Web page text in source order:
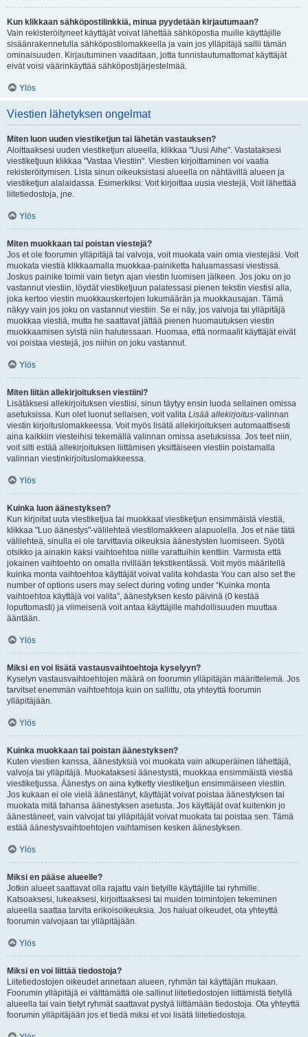
Kun klikkaan sähköpostilinkkiä, minua pyydetään kirjautumaan?
Vain rekisteröityneet käyttäjät voivat lähettää sähköpostia muille käyttäjille
sisäänrakennetulla sähköpostilomakkeella ja vain jos ylläpitäjä sallii tämän
ominaisuuden. Kirjautuminen vaaditaan, jotta tunnistautumattomat käyttäjät
eivät voisi väärinkäyttää sähköpostijärjestelmää.
Ylös
Viestien lähetyksen ongelmat
Miten luon uuden viestiketjun tai lähetän vastauksen?
Aloittaaksesi uuden viestiketjun alueella, klikkaa "Uusi Aihe". Vastataksesi
viestiketjuun klikkaa "Vastaa Viestiin". Viestien kirjoittaminen voi vaatia
rekisteröitymisen. Lista sinun oikeuksistasi alueella on nähtävillä alueen ja
viestiketjun alalaidassa. Esimerkiksi: Voit kirjoittaa uusia viestejä, Voit lähettää
liitetiedostoja, jne.
Ylös
Miten muokkaan tai poistan viestejä?
Jos et ole foorumin ylläpitäjä tai valvoja, voit muokata vain omia viestejäsi. Voit
muokata viestiä klikkaamalla muokkaa-painiketta haluamassasi viestissä.
Joskus painike toimii vain tietyn ajan viestin luomisen jälkeen. Jos joku on jo
vastannut viestiin, löydät viestiketjuun palatessasi pienen tekstin viestisi alla,
joka kertoo viestin muokkauskertojen lukumäärän ja muokkausajan. Tämä
näkyy vain jos joku on vastannut viestiin. Se ei näy, jos valvoja tai ylläpitäjä
muokkaa viestiä, mutta he saattavat jättää pienen huomautuksen viestin
muokkaamisen syistä niin halutessaan. Huomaa, että normaalit käyttäjät eivät
voi poistaa viestejä, jos niihin on joku vastannut.
Ylös
Miten liitän allekirjoituksen viestiini?
Lisätäksesi allekirjoituksen viestiisi, sinun täytyy ensin luoda sellainen omissa
asetuksissa. Kun olet luonut sellaisen, voit valita Lisää allekirjoitus-valinnan
viestin kirjoituslomakkeessa. Voit myös lisätä allekirjoituksen automaattisesti
aina kaikkiin viesteihisi tekemällä valinnan omissa asetuksissa. Jos teet niin,
voit silti estää allekirjoituksen liittämisen yksittäiseen viestiin poistamalla
valinnan viestinkirjoituslomakkeessa.
Ylös
Kuinka luon äänestyksen?
Kun kirjoitat uuta viestiketjua tai muokkaat viestiketjun ensimmäistä viestiä,
klikkaa "Luo äänestys"-välilehteä viestilomakkeen alapuolella. Jos et näe tätä
välilehteä, sinulla ei ole tarvittavia oikeuksia äänestysten luomiseen. Syötä
otsikko ja ainakin kaksi vaihtoehtoa niille varattuihin kenttiin. Varmista että
jokainen vaihtoehto on omalla rivillään tekstikentässä. Voit myös määritellä
kuinka monta vaihtoehtoa käyttäjät voivat valita kohdasta You can also set the
number of options users may select during voting under “Kuinka monta
vaihtoehtoa käyttäjä voi valita”, äänestyksen kesto päivinä (0 kestää
loputtomasti) ja viimeisenä voit antaa käyttäjille mahdollisuuden muuttaa
ääntään.
Ylös
Miksi en voi lisätä vastausvaihtoehtoja kyselyyn?
Kyselyn vastausvaihtoehtojen määrä on foorumin ylläpitäjän määrittelemä. Jos
tarvitset enemmän vaihtoehtoja kuin on sallittu, ota yhteyttä foorumin
ylläpitäjään.
Ylös
Kuinka muokkaan tai poistan äänestyksen?
Kuten viestien kanssa, äänestyksiä voi muokata vain alkuperäinen lähettäjä,
valvoja tai ylläpitäjä. Muokataksesi äänestystä, muokkaa ensimmäistä viestiä
viestiketjussa. Äänestys on aina kytketty viestiketjun ensimmäiseen viestiin.
Jos kukaan ei ole vielä äänestänyt, käyttäjät voivat poistaa äänestyksen tai
muokata mitä tahansa äänestyksen asetusta. Jos käyttäjät ovat kuitenkin jo
äänestäneet, vain valvojat tai ylläpitäjät voivat muokata tai poistaa sen. Tämä
estää äänestysvaihtoehtojen vaihtamisen kesken äänestyksen.
Ylös
Miksi en pääse alueelle?
Jotkin alueet saattavat olla rajattu vain tietyille käyttäjille tai ryhmille.
Katsoaksesi, lukeaksesi, kirjoittaaksesi tai muiden toimintojen tekeminen
alueella saattaa tarvita erikoisoikeuksia. Jos haluat oikeudet, ota yhteyttä
foorumin valvojaan tai ylläpitäjään.
Ylös
Miksi en voi liittää tiedostoja?
Liitetiedostojen oikeudet annetaan alueen, ryhmän tai käyttäjän mukaan.
Foorumin ylläpitäjä ei välttämättä ole sallinut liitetiedostojen liittämistä tietyllä
alueella tai vain tietyt ryhmät saattavat pystyä liittämään tiedostoja. Ota yhteyttä
foorumin ylläpitäjään jos et tiedä miksi et voi lisätä liitetiedostoja.